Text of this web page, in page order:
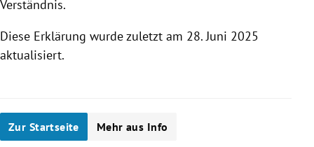
Verständnis.
Diese Erklärung wurde zuletzt am 28. Juni 2025
aktualisiert.
Zur Startseite Mehr aus Info